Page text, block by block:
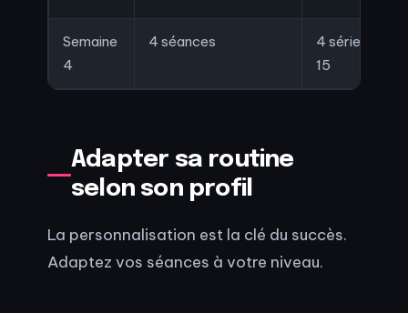
Semaine
4
4 séances
4 séries de
15
Adapter sa routine
selon son profil
La personnalisation est la clé du succès.
Adaptez vos séances à votre niveau.